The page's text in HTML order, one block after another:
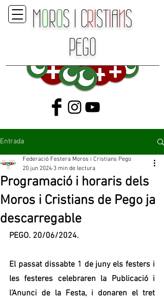
MOROS I CRISTIANS
PEGO
Entrada
Programació i horaris dels
Moros i Cristians de Pego ja
descarregable
Federació Festera Moros i Cristians Pego
20 jun 2024 3 min de lectura
PEGO. 20/06/2024.
El passat dissabte 1 de juny els festers i
les festeres celebraren la Publicació i
l’Anunci de la Festa, i donaren el tret